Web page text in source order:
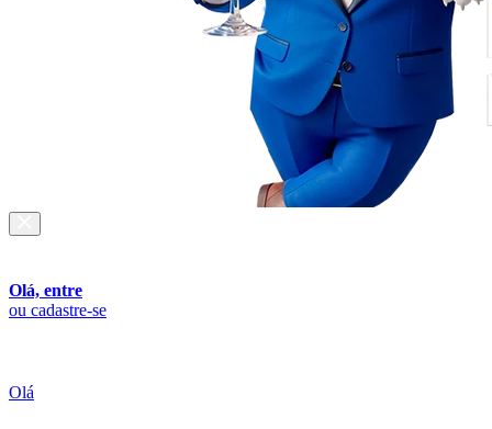
Olá, entre
ou cadastre-se
Olá